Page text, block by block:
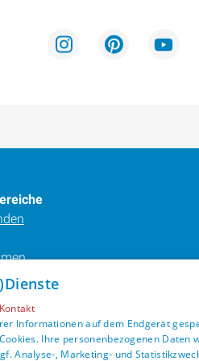
Kontakt
Informationen auf dem Endgerät
Ihre personenbezogenen Daten
Analyse-, Marketing- und